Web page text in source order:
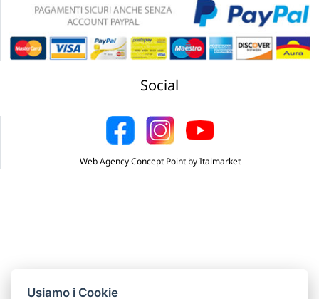
Social
Web Agency Concept Point by Italmarket
Usiamo i Cookie